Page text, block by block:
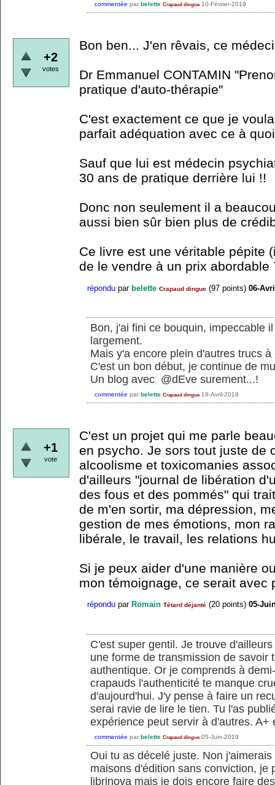
commentée par belette Crapaud dingue 10-Février-2019
+2
votes
Bon ben... J'en rêvais, ce
Dr Emmanuel CONTAMIN
pratique d'auto-thérapie"
C'est exactement ce que je
parfait adéquation avec ce à
Sauf que lui est médecin
30 ans de pratique derrière lui !!
Donc non seulement il a
aussi bien sûr bien plus de
Ce livre est une véritable pépite
de le vendre à un prix abordable
répondu par belette Crapaud dingue (97 points) 06-
Bon, j'ai fini ce bouquin, impeccable
largement.
Mais y'a encore plein d'autres trucs
C'est un bon début, je continue de
Un blog avec @dEve surement...!
commentée par belette Crapaud dingue 19-Avril-2019
+1
vote
C'est un projet qui me parle
en psycho. Je sors tout juste de
alcoolisme et toxicomanies
d'ailleurs "journal de libération
des fous et des pommés" qui
de m'en sortir, ma dépression,
gestion de mes émotions, mon
libérale, le travail, les relations
Si je peux aider d'une manière
mon témoignage, ce serait avec
répondu par Romain Tétard déjanté (20 points) 05-
C'est super gentil. Je trouve
une forme de transmission de savoir
authentique. Or je comprends à
crapauds l'authenticité te manque
d'aujourd'hui. J'y pense à faire un
serai ravie de lire le tien. Tu l'as
expérience peut servir à d'autres. A+
commentée par belette Crapaud dingue 05-Juin-2019
Oui tu as décelé juste. Non
maisons d'édition sans conviction, je
librinova mais je dois encore faire